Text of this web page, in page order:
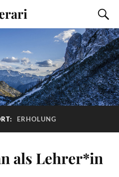
ERHOLUNG
als Lehrer*in